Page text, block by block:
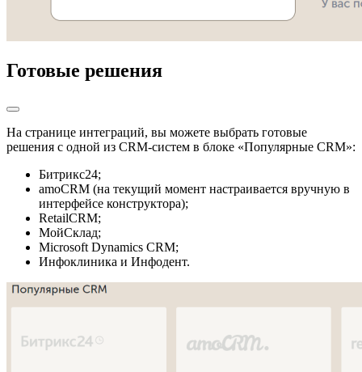
Готовые решения
На странице интеграций, вы можете выбрать готовые
решения с одной из CRM-систем в блоке «Популярные CRM»:
Битрикс24;
amoCRM (на текущий момент настраивается вручную в
интерфейсе конструктора);
RetailCRM;
МойСклад;
Microsoft Dynamics CRM;
Инфоклиника и Инфодент.